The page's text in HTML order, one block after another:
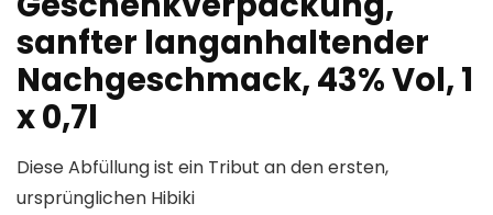
sanfter langanhaltender
Nachgeschmack, 43% Vol, 1
x 0,7l
Diese Abfüllung ist ein Tribut an den ersten,
ursprünglichen Hibiki